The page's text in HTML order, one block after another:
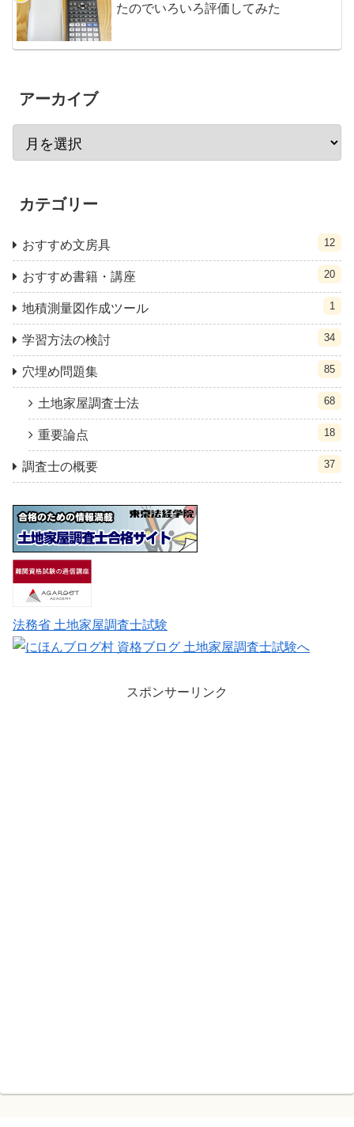
たのでいろいろ評価してみた
アーカイブ
カテゴリー
おすすめ文房具 12
おすすめ書籍・講座 20
地積測量図作成ツール 1
学習方法の検討 34
穴埋め問題集 85
土地家屋調査士法 68
重要論点 18
調査士の概要 37
法務省 土地家屋調査士試験
スポンサーリンク